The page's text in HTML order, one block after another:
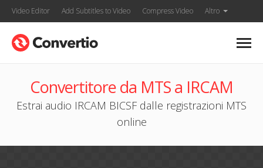
Video Editor Add Subtitles to Video Compress Video Altro
Convertitore da MTS a IRCAM
Estrai audio IRCAM BICSF dalle registrazioni MTS
online